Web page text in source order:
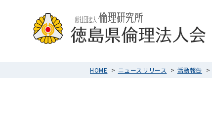
HOME ニュースリリース 活動報告